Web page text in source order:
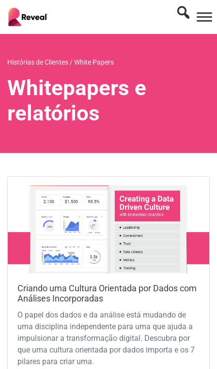
Histórias de Clientes /White Papers
Whitepapers e
relatórios
Criando uma Cultura Orientada por Dados com
Análises Incorporadas
O papel dos dados e da análise está mudando de
uma disciplina independente para uma que ajuda a
impulsionar a transformação digital. Descubra por
que uma cultura orientada por dados importa e os 7
pilares para criar uma.